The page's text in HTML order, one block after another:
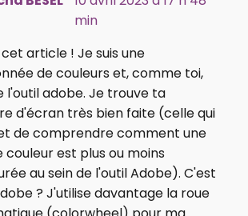
min
article ! Je suis une
de couleurs et, comme toi,
l'outil adobe. Je trouve ta
d'écran très bien faite (celle qui
de comprendre comment une
couleur est plus ou moins
au sein de l'outil Adobe). C'est
? J'utilise davantage la roue